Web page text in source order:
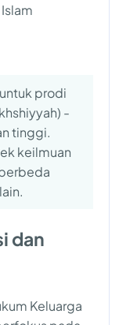
prodi
-
tinggi.
keilmuan
dan
Keluarga